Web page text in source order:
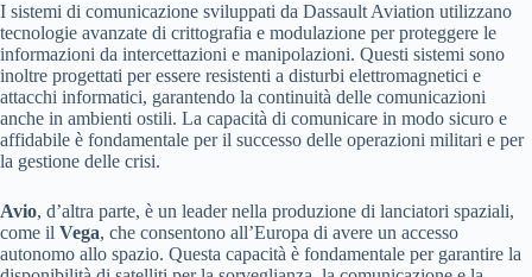
I sistemi di comunicazione sviluppati da Dassault Aviation utilizzano
tecnologie avanzate di crittografia e modulazione per proteggere le
informazioni da intercettazioni e manipolazioni. Questi sistemi sono
inoltre progettati per essere resistenti a disturbi elettromagnetici e
attacchi informatici, garantendo la continuità delle comunicazioni
anche in ambienti ostili. La capacità di comunicare in modo sicuro e
affidabile è fondamentale per il successo delle operazioni militari e per
la gestione delle crisi.
Avio, d’altra parte, è un leader nella produzione di lanciatori spaziali,
come il Vega, che consentono all’Europa di avere un accesso
autonomo allo spazio. Questa capacità è fondamentale per garantire la